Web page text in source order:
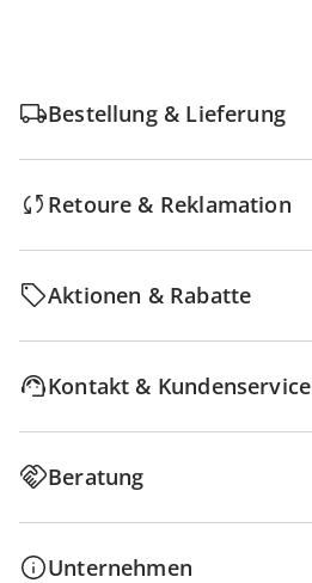
Bestellung & Lieferung
Retoure & Reklamation
Aktionen & Rabatte
Kontakt & Kundenservice
Beratung
Unternehmen